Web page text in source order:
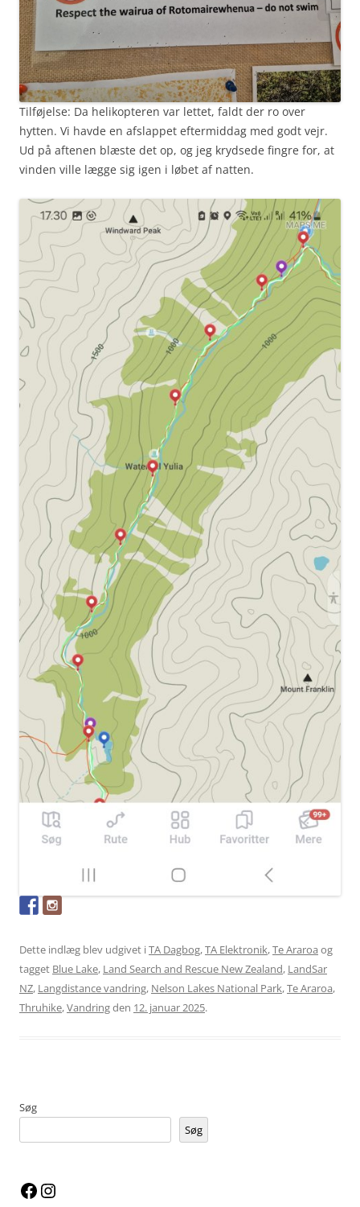
Tilføjelse: Da helikopteren var lettet, faldt der ro over
hytten. Vi havde en afslappet eftermiddag med godt vejr.
Ud på aftenen blæste det op, og jeg krydsede fingre for, at
vinden ville lægge sig igen i løbet af natten.
Dette indlæg blev udgivet iTA Dagbog,TA Elektronik,Te Araroa og
tagget Blue Lake, Land Search and Rescue New Zealand, LandSar
NZ, Langdistance vandring, Nelson Lakes National Park,Te Araroa,
Thruhike,Vandringden 12. januar 2025.
Søg
Søg
Facebook